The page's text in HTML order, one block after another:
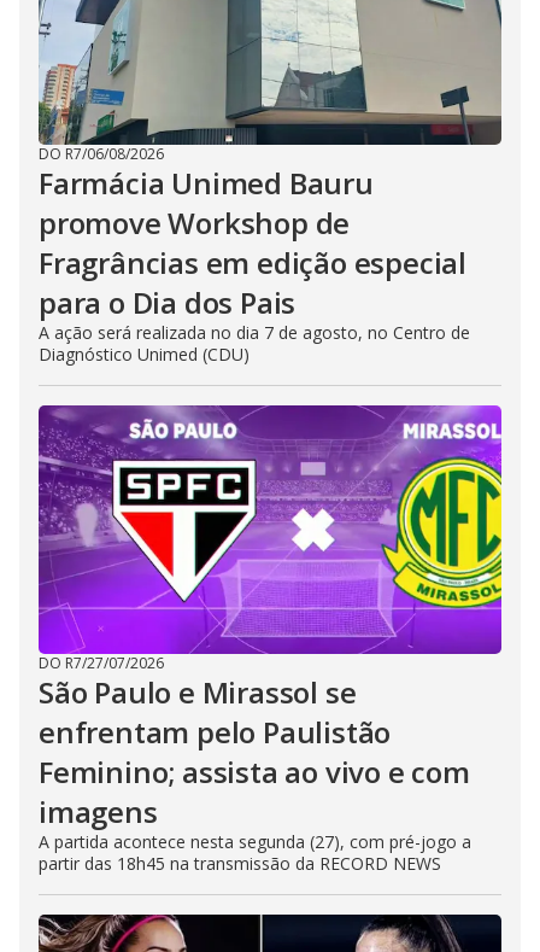
DO R7/06/08/2026
Farmácia Unimed Bauru
promove Workshop de
Fragrâncias em edição especial
para o Dia dos Pais
A ação será realizada no dia 7 de agosto, no Centro de
Diagnóstico Unimed (CDU)
DO R7/27/07/2026
São Paulo e Mirassol se
enfrentam pelo Paulistão
Feminino; assista ao vivo e com
imagens
A partida acontece nesta segunda (27), com pré-jogo a
partir das 18h45 na transmissão da RECORD NEWS